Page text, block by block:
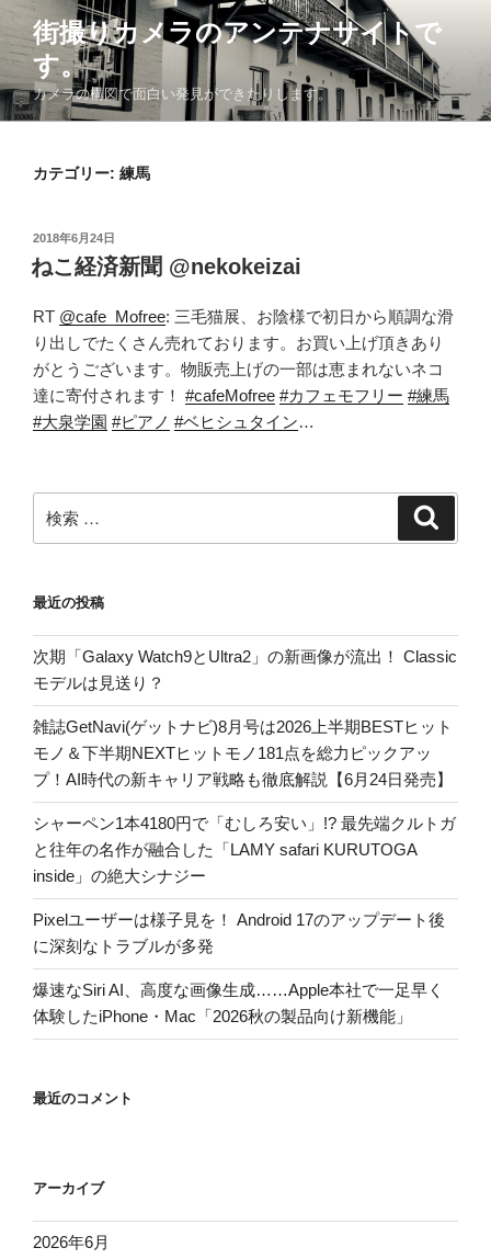
コ
ン
テ
ン
ツ
街撮りカメラのアンテナサイトで
す。
カメラの構図で面白い発見ができたりします。
カテゴリー: 練馬
投
稿
日:
2018年6月24日
ねこ経済新聞 @nekokeizai
RT @cafe_Mofree: 三毛猫展、お陰様で初日から順調な滑
り出しでたくさん売れております。お買い上げ頂きあり
がとうございます。物販売上げの一部は恵まれないネコ
達に寄付されます！ #cafeMofree #カフェモフリー #練馬
#大泉学園 #ピアノ #ベヒシュタイン…
索:
最近の投稿
次期「Galaxy Watch9とUltra2」の新画像が流出！ Classic
モデルは見送り？
雑誌GetNavi(ゲットナビ)8月号は2026上半期BESTヒット
モノ＆下半期NEXTヒットモノ181点を総力ピックアッ
プ！AI時代の新キャリア戦略も徹底解説【6月24日発売】
シャーペン1本4180円で「むしろ安い」!? 最先端クルトガ
と往年の名作が融合した「LAMY safari KURUTOGA
inside」の絶大シナジー
Pixelユーザーは様子見を！ Android 17のアップデート後
に深刻なトラブルが多発
爆速なSiri AI、高度な画像生成……Apple本社で一足早く
体験したiPhone・Mac「2026秋の製品向け新機能」
最近のコメント
アーカイブ
2026年6月